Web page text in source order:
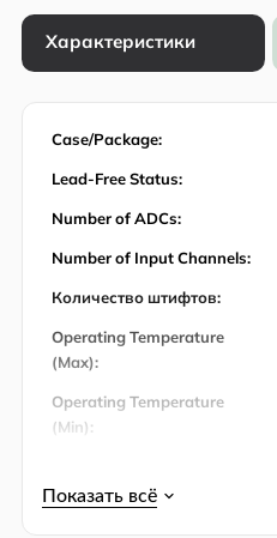
Характеристики
Case/Package:
Lead-Free Status:
Number of ADCs:
Number of Input Channels:
Количество штифтов:
Operating Temperature
(Max):
Operating Temperature
(Min):
Product Lifecycle Status: